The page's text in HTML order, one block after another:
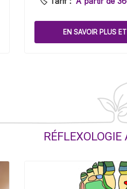
EN SAVOIR PLUS